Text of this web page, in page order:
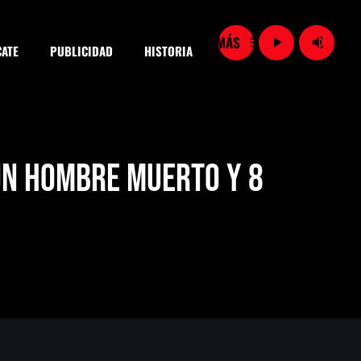
PUBLICIDAD HISTORIA menu play_arrow volume_up
hombre muerto y 8